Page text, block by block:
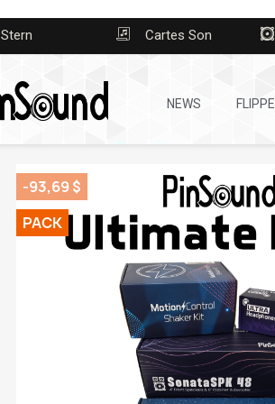
Stern Cartes Son
NEWS
-93,69 $
PACK